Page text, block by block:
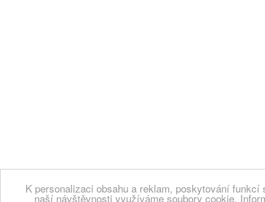
K personalizaci obsahu a reklam, poskytování
naší návštěvnosti využíváme soubory cookie.